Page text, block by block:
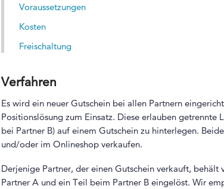
Voraussetzungen
Kosten
Freischaltung
Verfahren
Es wird ein neuer Gutschein bei allen Partnern
Positionslösung zum Einsatz. Diese erlauben
bei Partner B) auf einem Gutschein zu hinterlegen.
und/oder im Onlineshop verkaufen.
Derjenige Partner, der einen Gutschein verkauft,
Partner A und ein Teil beim Partner B eingelöst. Wir